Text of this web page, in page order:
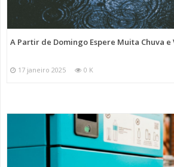
A Partir de Domingo Espere Muita Chuva e
17 janeiro 2025 0 K